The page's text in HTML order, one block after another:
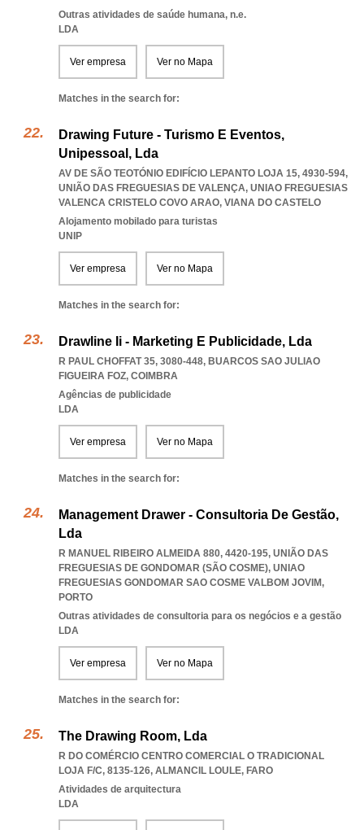
Outras atividades de saúde humana, n.e.
LDA
Ver empresa Ver no Mapa
Matches in the search for:
Drawing Future - Turismo E Eventos,
Unipessoal, Lda
AV DE SÃO TEOTÓNIO EDIFÍCIO LEPANTO LOJA 15, 4930-594,
UNIÃO DAS FREGUESIAS DE VALENÇA, UNIAO FREGUESIAS
VALENCA CRISTELO COVO ARAO, VIANA DO CASTELO
Alojamento mobilado para turistas
UNIP
Ver empresa Ver no Mapa
Matches in the search for:
Drawline Ii - Marketing E Publicidade, Lda
R PAUL CHOFFAT 35, 3080-448, BUARCOS SAO JULIAO
FIGUEIRA FOZ, COIMBRA
Agências de publicidade
LDA
Ver empresa Ver no Mapa
Matches in the search for:
Management Drawer - Consultoria De Gestão,
Lda
R MANUEL RIBEIRO ALMEIDA 880, 4420-195, UNIÃO DAS
FREGUESIAS DE GONDOMAR (SÃO COSME), UNIAO
FREGUESIAS GONDOMAR SAO COSME VALBOM JOVIM,
PORTO
Outras atividades de consultoria para os negócios e a gestão
LDA
Ver empresa Ver no Mapa
Matches in the search for:
The Drawing Room, Lda
R DO COMÉRCIO CENTRO COMERCIAL O TRADICIONAL
LOJA F/C, 8135-126, ALMANCIL LOULE, FARO
Atividades de arquitectura
LDA